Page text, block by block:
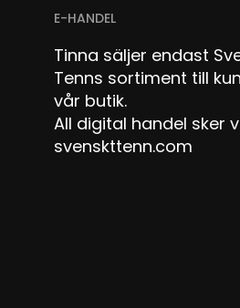
E-HANDEL
Tinna säljer endast
Tenns sortiment till
vår butik.
All digital handel sker
svenskttenn.com